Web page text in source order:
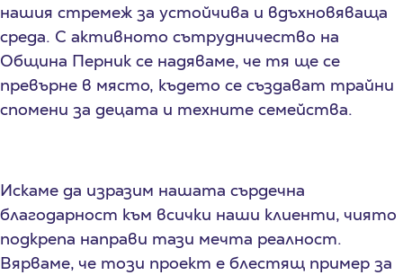
нашия стремеж за устойчива и вдъхновяваща
среда. С активното сътрудничество на
Община Перник се надяваме, че тя ще се
превърне в място, където се създават трайни
спомени за децата и техните семейства.
Искаме да изразим нашата сърдечна
благодарност към всички наши клиенти, чиято
подкрепа направи тази мечта реалност.
Вярваме, че този проект е блестящ пример за